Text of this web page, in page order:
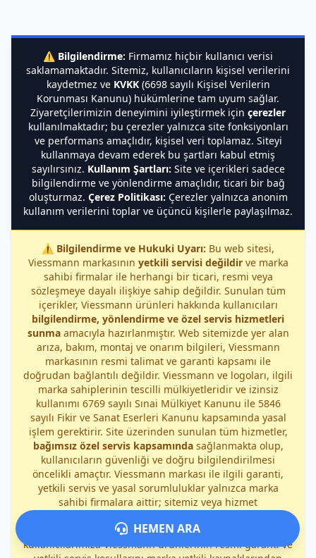
⚠️ Bilgilendirme: Firmamız hiçbir kullanıcı verisi
saklamamaktadır. Sitemiz, kullanıcıların kişisel verilerini
kaydetmez ve KVKK(6698 sayılı Kişisel Verilerin
Korunması Kanunu) hükümlerine tam uyum sağlar.
Ziyaretçilerimizin deneyimini iyileştirmek için çerezler
kullanılmaktadır; bu çerezler yalnızca site fonksiyonları
ve performans amaçlıdır, kişisel veri toplamaz. Siteyi
kullanmaya devam ederek bu şartları kabul etmiş
sayılırsınız. Kullanım Şartları: Site ve içerikleri sadece
bilgilendirme ve yönlendirme amaçlıdır, ticari bir bağ
oluşturmaz. Çerez Politikası: Çerezler yalnızca anonim
kullanım verilerini toplar ve üçüncü kişilerle paylaşılmaz.
⚠️ Bilgilendirme ve Hukuki Uyarı: Bu web sitesi,
Viessmann markasının yetkili servisi değildirve marka
sahibi firmalar ile herhangi bir ticari, resmi veya
sözleşmeye dayalı ilişkiye sahip değildir. Sunulan tüm
içerikler, Viessmann ürünleri hakkında kullanıcıları
bilgilendirme, yönlendirme ve özel servis hizmetleri
sunmaamacıyla hazırlanmıştır. Web sitemizde yer alan
arıza, bakım, montaj ve onarım bilgileri, Viessmann
markasının resmi talimat ve garanti kapsamı ile
doğrudan bağlantılı değildir. Viessmann ve logoları, ilgili
marka sahiplerinin tescilli mülkiyetleridir ve izinsiz
kullanımı 6769 sayılı Sınai Mülkiyet Kanunu ile 5846
sayılı Fikir ve Sanat Eserleri Kanunu kapsamında yasal
işlem gerektirir. Site üzerinden sunulan tüm hizmetler,
bağımsız özel servis kapsamındasağlanmakta olup,
kullanıcıların güvenliği ve doğru bilgilendirilmesi
öncelikli amaçtır. Viessmann markası ile ilgili garanti,
yetkili servis ve yasal sorumluluklar yalnızca marka
sahibi firmalara aittir; sitemiz veya hizmet
sağlayıcılarımız bu kapsamda sorumluluk kabul etmez.
Herhangi bir yanlış anlaşılmayı önlemek amacıyla,
kullanıcılarımıza Viessmann ürünlerinin resmi garanti ve
HEMEN ARA